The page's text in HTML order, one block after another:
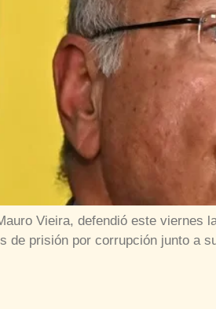
Vieira, defendió este viernes
de prisión por corrupción junto a